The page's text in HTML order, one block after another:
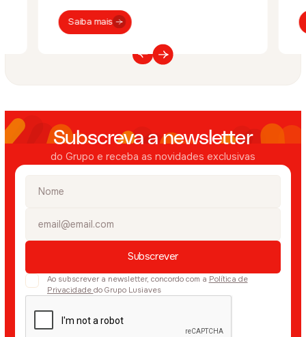
Saiba mais
Subscreva a newsletter
do Grupo e receba as novidades exclusivas
Ao subscrever a newsletter, concordo com a Política de
Privacidade do Grupo Lusiaves